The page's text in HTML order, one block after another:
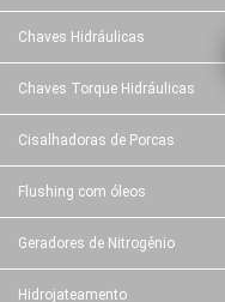
Chaves Hidráulicas
Chaves Torque Hidráulicas
Cisalhadoras de Porcas
Flushing com óleos
Geradores de Nitrogênio
Hidrojateamento